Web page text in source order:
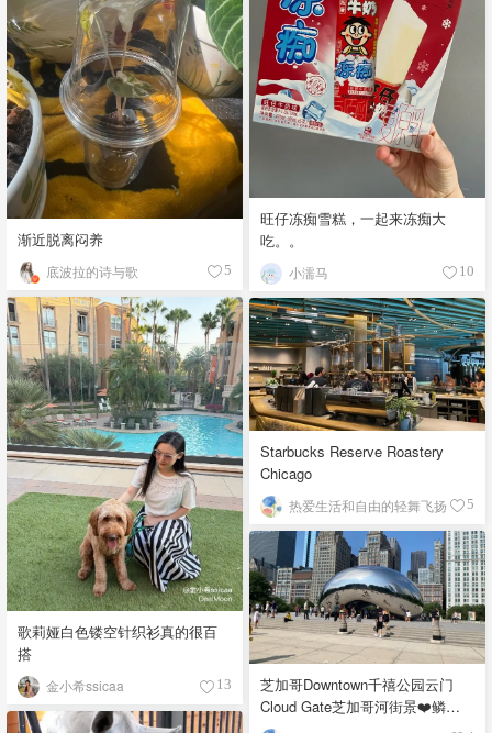
旺仔冻痴雪糕，一起来冻痴大
吃。。
小濡马 10
渐近脱离闷养
底波拉的诗与歌 5
歌莉娅白色镂空针织衫真的很百
搭
金小希ssicaa 13
Starbucks Reserve Roastery
Chicago
热爱生活和自由的轻舞飞扬 5
芝加哥Downtown千禧公园云门
Cloud Gate芝加哥河街景❤️鳞次
栉比的高楼